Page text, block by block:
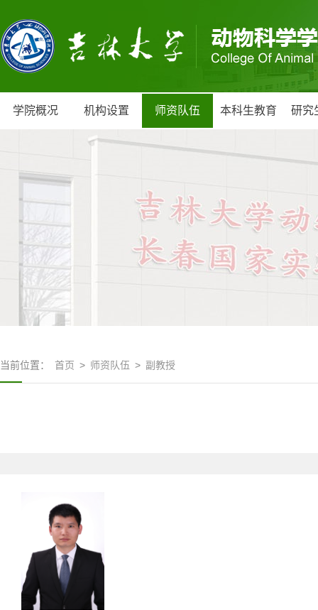
学院概况 机构设置 师资队伍 本科生教育 研究
当前位置： 首页 > 师资队伍 > 副教授